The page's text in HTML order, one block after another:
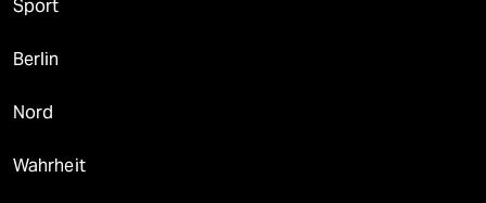
Sport
Berlin
Nord
Wahrheit